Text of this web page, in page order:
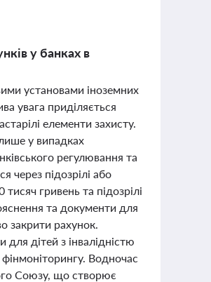
у банках в
установами іноземних
увага приділяється
елементи захисту.
у випадках
регулювання та
через підозрілі або
гривень та підозрілі
та документи для
закрити рахунок.
дітей з інвалідністю
Водночас
Союзу, що створює